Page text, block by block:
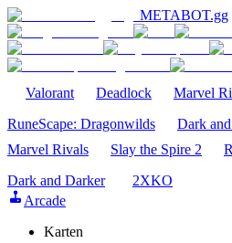
METABOT.gg
Valorant Deadlock Marvel
RuneScape: Dragonwilds
Dark
Marvel Rivals
Slay the Spire 2
Dark and Darker
2XKO
Arcade
Karten